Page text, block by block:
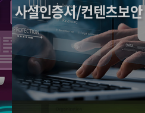
사설인증서/컨텐츠보안